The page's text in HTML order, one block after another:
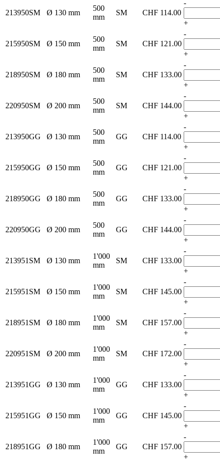
213950SM Ø 130 mm
500
mm
SM CHF 114.00
-
+
215950SM Ø 150 mm
500
mm
SM CHF 121.00
-
+
218950SM Ø 180 mm
500
mm
SM CHF 133.00
-
+
220950SM Ø 200 mm
500
mm
SM CHF 144.00
-
+
213950GG Ø 130 mm
500
mm
GG CHF 114.00
-
+
215950GG Ø 150 mm
500
mm
GG CHF 121.00
-
+
218950GG Ø 180 mm
500
mm
GG CHF 133.00
-
+
220950GG Ø 200 mm
500
mm
GG CHF 144.00
-
+
213951SM Ø 130 mm
1'000
mm
SM CHF 133.00
-
+
215951SM Ø 150 mm
1'000
mm
SM CHF 145.00
-
+
218951SM Ø 180 mm
1'000
mm
SM CHF 157.00
-
+
220951SM Ø 200 mm
1'000
mm
SM CHF 172.00
-
+
213951GG Ø 130 mm
1'000
mm
GG CHF 133.00
-
+
215951GG Ø 150 mm
1'000
mm
GG CHF 145.00
-
+
218951GG Ø 180 mm
1'000
mm
GG CHF 157.00
-
+